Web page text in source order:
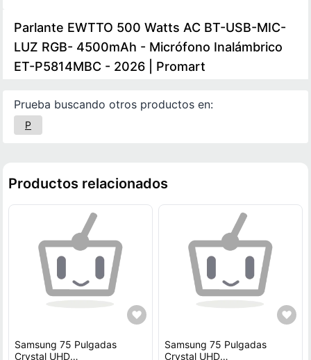
Parlante EWTTO 500 Watts AC BT-USB-MIC-
LUZ RGB- 4500mAh - Micrófono Inalámbrico
ET-P5814MBC - 2026 | Promart
Prueba buscando otros productos en:
P
Productos relacionados
Samsung 75 Pulgadas
Crystal UHD
Samsung 75 Pulgadas
Crystal UHD